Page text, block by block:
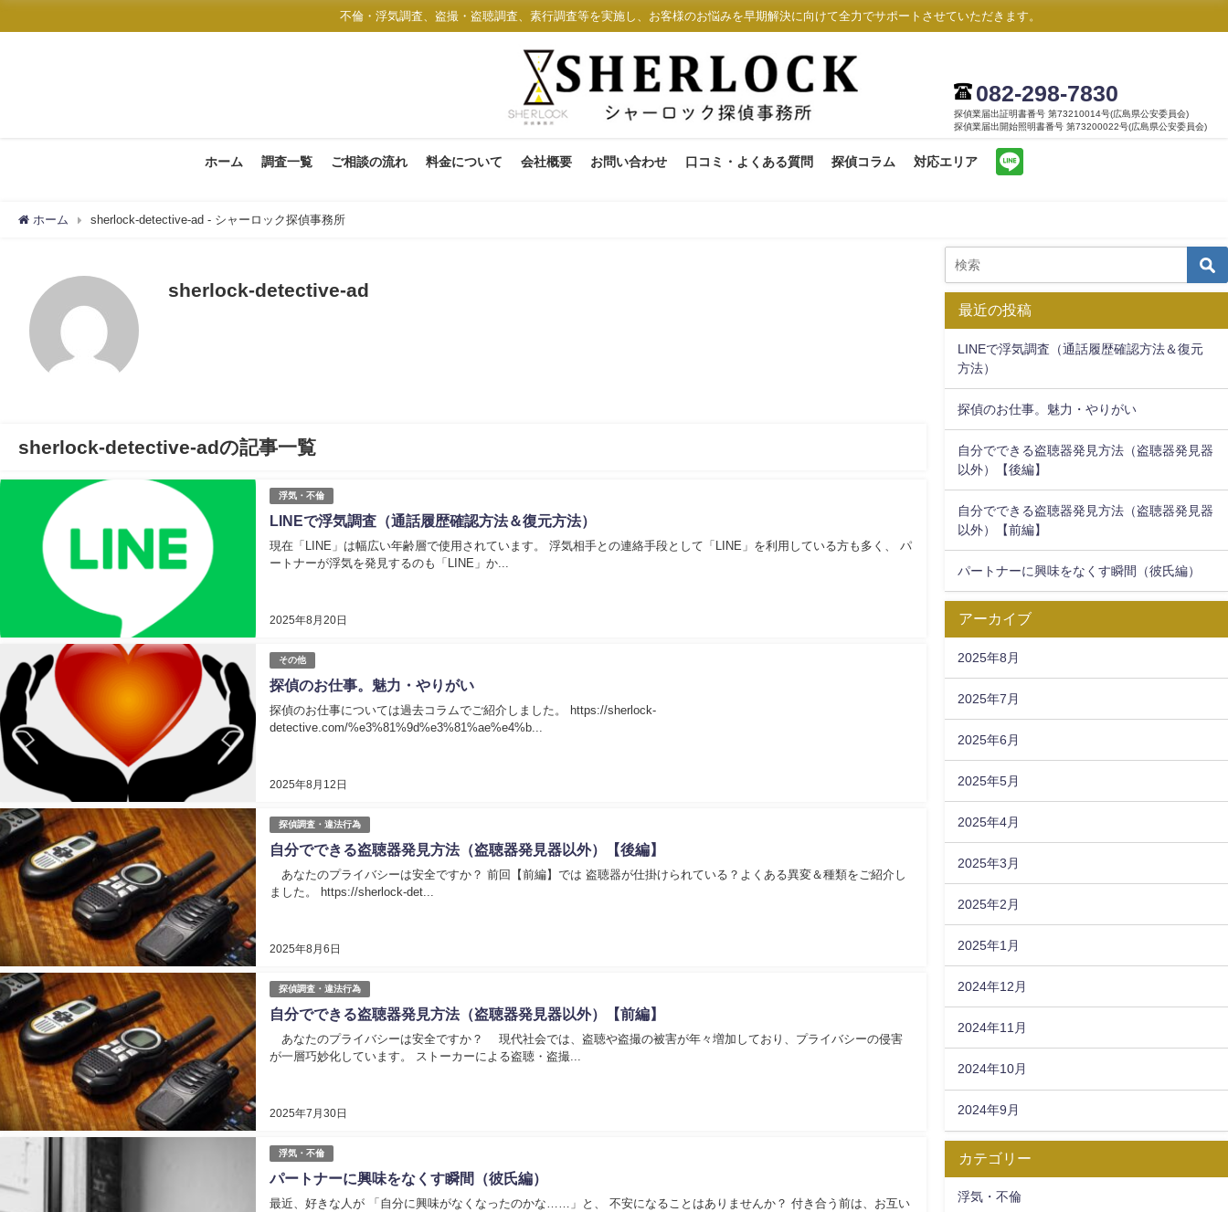
不倫・浮気調査、盗撮・盗聴調査、素行調査等を実施し、お客様のお悩みを早期解決に向けて全力でサポートさせていただきます。
082-298-7830
探偵業届出証明書番号 第73210014号(広島県公安委員会)
探偵業届出開始照明書番号 第73200022号(広島県公安委員会)
ホーム 調査一覧 ご相談の流れ 料金について 会社概要 お問い合わせ 口コミ・よくある質問 探偵コラム 対応エリア
ホーム sherlock-detective-ad - シャーロック探偵事務所
sherlock-detective-ad
sherlock-detective-adの記事一覧
浮気・不倫
LINEで浮気調査（通話履歴確認方法＆復元方法）
2025年8月20日
現在「LINE」は幅広い年齢層で使用されています。 浮気相手との連絡手段として「LINE」を利用している方も多く、 パ
ートナーが浮気を発見するのも「LINE」か...
その他
探偵のお仕事。魅力・やりがい
2025年8月12日
探偵のお仕事については過去コラムでご紹介しました。 https://sherlock-
detective.com/%e3%81%9d%e3%81%ae%e4%b...
探偵調査・違法行為
自分でできる盗聴器発見方法（盗聴器発見器以外）【後編】
2025年8月6日
あなたのプライバシーは安全ですか？ 前回【前編】では 盗聴器が仕掛けられている？よくある異変＆種類をご紹介し
ました。 https://sherlock-det...
探偵調査・違法行為
自分でできる盗聴器発見方法（盗聴器発見器以外）【前編】
2025年7月30日
あなたのプライバシーは安全ですか？ 現代社会では、盗聴や盗撮の被害が年々増加しており、プライバシーの侵害
が一層巧妙化しています。 ストーカーによる盗聴・盗撮...
浮気・不倫
パートナーに興味をなくす瞬間（彼氏編）
最近、好きな人が 「自分に興味がなくなったのかな……」と、 不安になることはありませんか？ 付き合う前は、お互い
最近の投稿
LINEで浮気調査（通話履歴確認方法＆復元
方法）
探偵のお仕事。魅力・やりがい
自分でできる盗聴器発見方法（盗聴器発見器
以外）【後編】
自分でできる盗聴器発見方法（盗聴器発見器
以外）【前編】
パートナーに興味をなくす瞬間（彼氏編）
アーカイブ
2025年8月
2025年7月
2025年6月
2025年5月
2025年4月
2025年3月
2025年2月
2025年1月
2024年12月
2024年11月
2024年10月
2024年9月
カテゴリー
浮気・不倫